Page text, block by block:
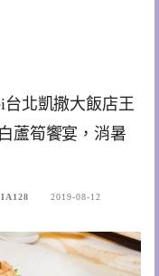
台北凱撒大飯店王
蘆筍饗宴，消暑
2019-08-12